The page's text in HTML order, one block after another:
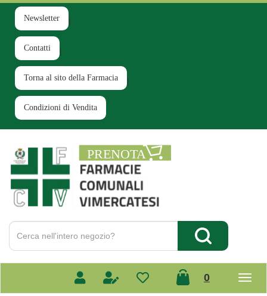
Passa
contenuto
principale
Newsletter
Contatti
Torna al sito della Farmacia
Condizioni di Vendita
Farmacia
Comunale
Cerca
Prodotto
Cerca Prodotto
0prodotti